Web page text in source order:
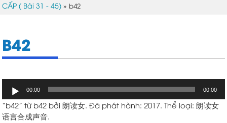
CẤP ( Bài 31 - 45) »b42
B42
chơi
Audio
00:00 00:00
“b42” từ b42 bởi 朗读女. Đã phát hành: 2017. Thể loại: 朗读女
语言合成声音.